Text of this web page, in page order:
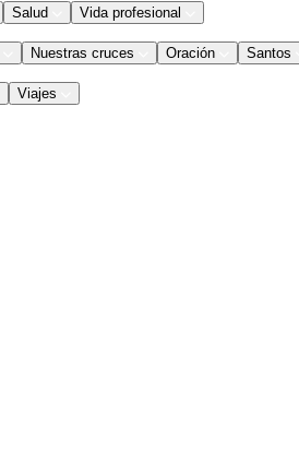
Salud Vida profesional
Nuestras cruces Oración Santos
Viajes